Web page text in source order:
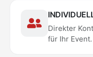
Direkter
für Ihr Event.